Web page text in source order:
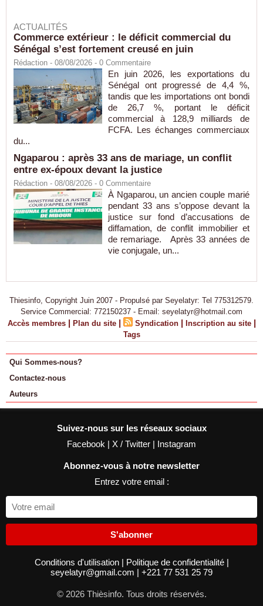
ACTUALITÉS
Commerce extérieur : le déficit commercial du
Sénégal s’est fortement creusé en juin
Rédaction - 08/08/2026 - 0 Commentaire
En juin 2026, les exportations du
Sénégal ont progressé de 4,4 %,
tandis que les importations ont bondi
de 26,7 %, portant le déficit
commercial à 128,9 milliards de
FCFA. Les échanges commerciaux
du...
Ngaparou : après 33 ans de mariage, un conflit
entre ex-époux devant la justice
Rédaction - 08/08/2026 - 0 Commentaire
À Ngaparou, un ancien couple marié
pendant 33 ans s’oppose devant la
justice sur fond d’accusations de
diffamation, de conflit immobilier et
de remariage. Après 33 années de
vie conjugale, un...
Thiesinfo, Copyright Juin 2007 - Propulsé par Seyelatyr: Tel 775312579.
Service Commercial: 772150237 - Email: seyelatyr@hotmail.com
Accès membres | Plan du site | Syndication | Inscription au site |
Tags
Qui Sommes-nous?
Contactez-nous
Auteurs
Suivez-nous sur les réseaux sociaux
Facebook | X / Twitter | Instagram
Abonnez-vous à notre newsletter
Entrez votre email :
S'abonner
Conditions d'utilisation | Politique de confidentialité |
seyelatyr@gmail.com | +221 77 531 25 79
© 2026 Thièsinfo. Tous droits réservés.